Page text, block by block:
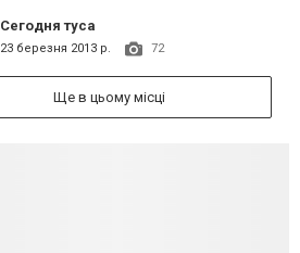
Сегодня туса
23 березня 2013 р. 72
Ще в цьому місці